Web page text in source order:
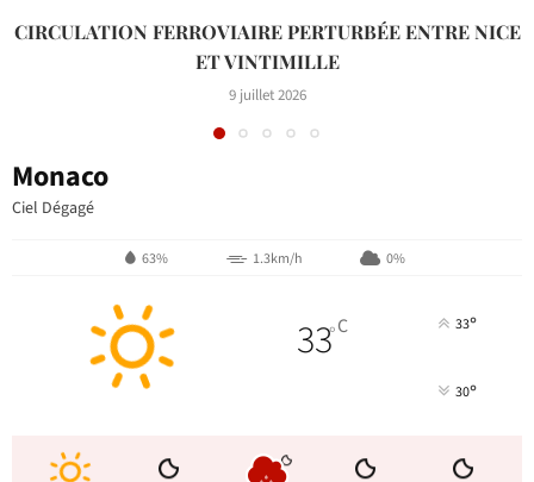
CIRCULATION FERROVIAIRE PERTURBÉE ENTRE NICE
ET VINTIMILLE
9 juillet 2026
Monaco
Ciel Dégagé
63% 1.3km/h 0%
33°C 33°
30°